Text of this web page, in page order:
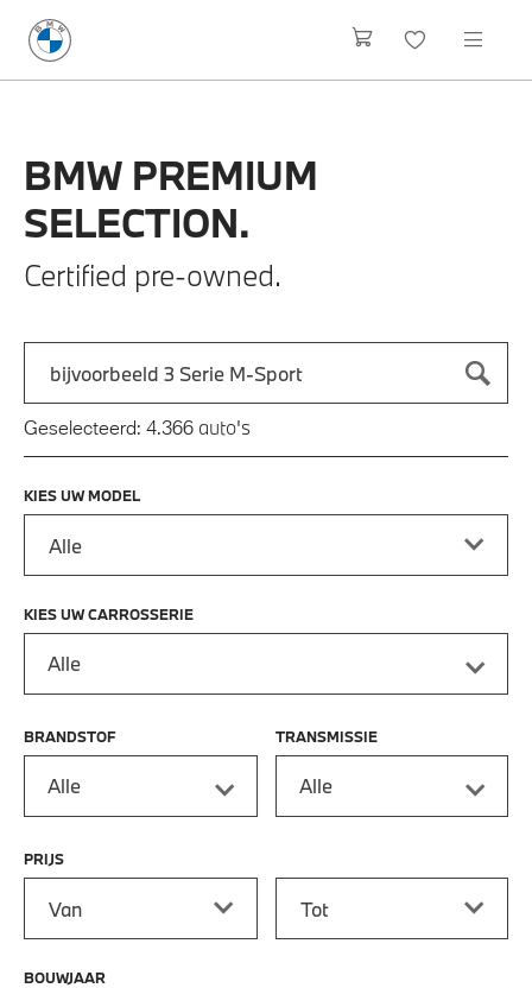
BMW PREMIUM
SELECTION.
Certified pre-owned.
Zoek naar een automodel, bijvoorbeeld 3 Serie M-Sport
Typ een automodel in en druk op enter om te zoeken
Geselecteerd: 4.366 auto's
KIES UW MODEL
KIES UW CARROSSERIE
Alle
BRANDSTOF
Alle
TRANSMISSIE
Alle
PRIJS
BOUWJAAR